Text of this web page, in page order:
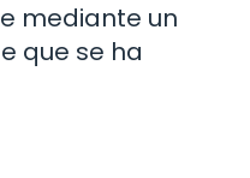
mediante un
que se ha